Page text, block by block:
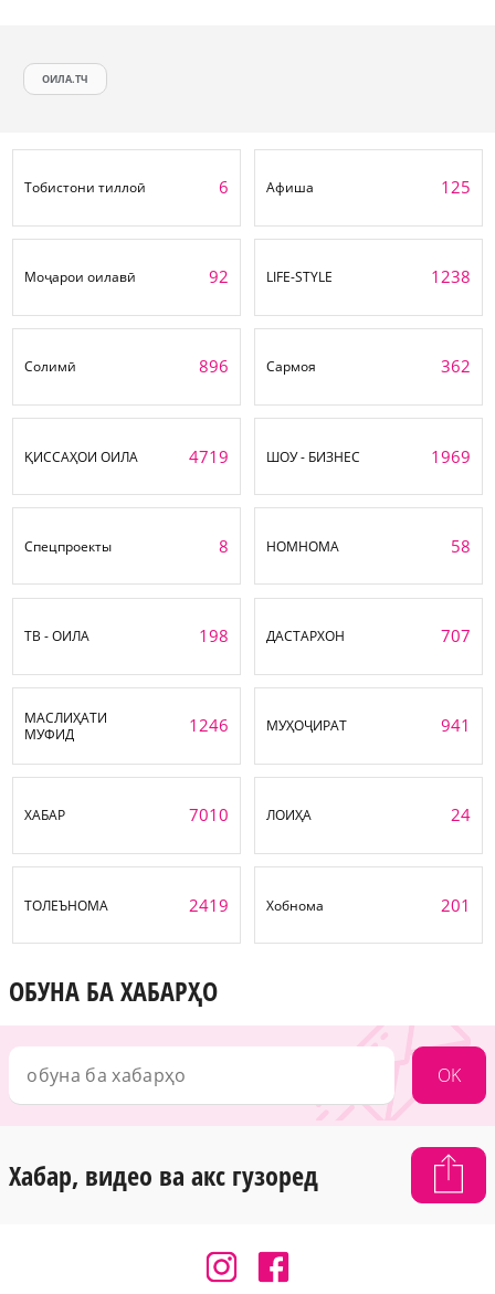
ОИЛА.ТЧ
Тобистони тиллоӣ 6 Афиша 125
Моҷарои оилавӣ 92 LIFE-STYLE 1238
Солимӣ 896 Сармоя 362
ҚИССАҲОИ ОИЛА 4719 ШОУ - БИЗНЕС 1969
Спецпроекты 8 НОМНОМА 58
ТВ - ОИЛА 198 ДАСТАРХОН 707
МАСЛИҲАТИ
МУФИД
1246 МУҲОҶИРАТ 941
ХАБАР 7010 ЛОИҲА 24
ТОЛЕЪНОМА 2419 Хобнома 201
ОБУНА БА ХАБАРҲО
OK
Хабар, видео ва акс гузоред